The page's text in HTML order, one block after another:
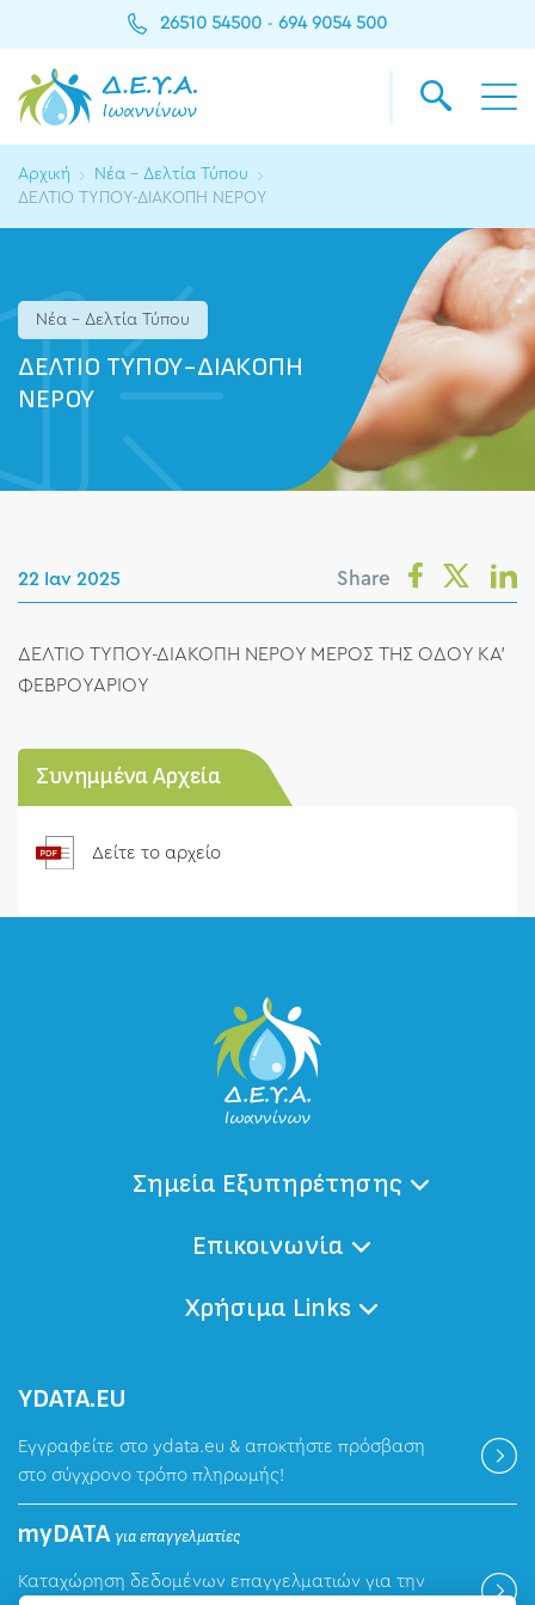
26510 54500 - 694 9054 500
Αρχική
Νέα - Δελτία Τύπου
ΔΕΛΤΙΟ ΤΥΠΟΥ-ΔΙΑΚΟΠΗ ΝΕΡΟΥ
Νέα - Δελτία Τύπου
ΔΕΛΤΙΟ ΤΥΠΟΥ-ΔΙΑΚΟΠΗ
ΝΕΡΟΥ
22 Ιαν 2025 Share
ΔΕΛΤΙΟ ΤΥΠΟΥ-ΔΙΑΚΟΠΗ ΝΕΡΟΥ ΜΕΡΟΣ ΤΗΣ ΟΔΟΥ ΚΑ'
ΦΕΒΡΟΥΑΡΙΟΥ
Συνημμένα Αρχεία
Δείτε το αρχείο
Σημεία Εξυπηρέτησης
Επικοινωνία
Χρήσιμα Links
ΥDATA.EU
Εγγραφείτε στο ydata.eu & αποκτήστε πρόσβαση
στο σύγχρονο τρόπο πληρωμής!
myDATAγια επαγγελματίες
Καταχώρηση δεδομένων επαγγελματιών για την